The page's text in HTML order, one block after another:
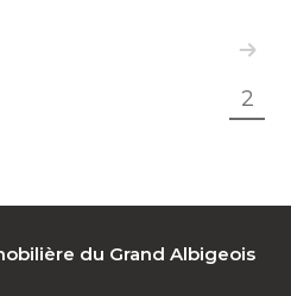
2
du Grand Albigeois